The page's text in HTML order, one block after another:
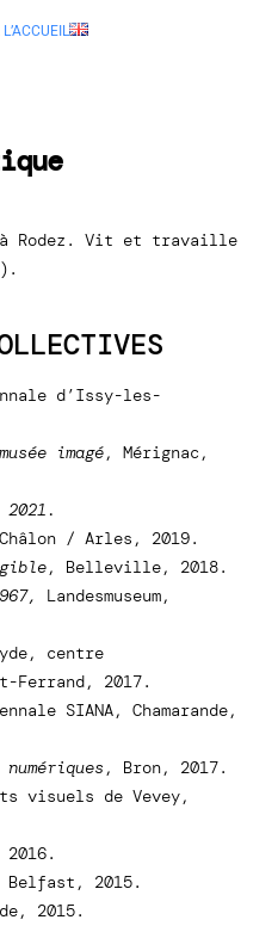
Rodez. Vit et travaille
d’Issy-les-
imagé, Mérignac,
/ Arles, 2019.
, Belleville, 2018.
Landesmuseum,
centre
Ferrand, 2017.
SIANA, Chamarande,
, Bron, 2017.
visuels de Vevey,
Belfast, 2015.
2015.